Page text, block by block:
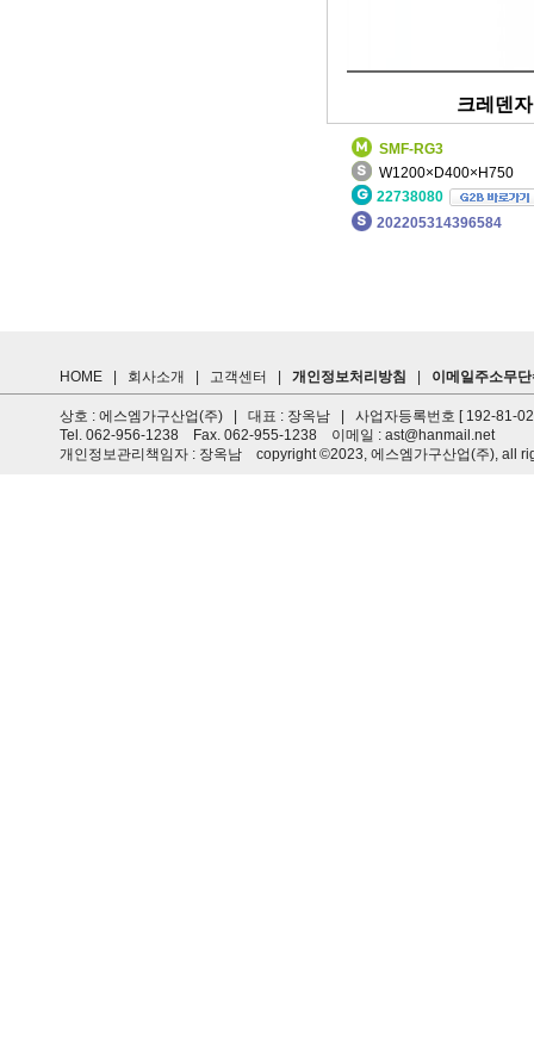
크레덴자
SMF-RG3
W1200×D400×H750
22738080
202205314396584
HOME 회사소개 고객센터 개인정보처리방침 이메일주소무
상호 : 에스엠가구산업(주) | 대표 : 장옥남 | 사업자등록번호 [ 192-81-
Tel. 062-956-1238 Fax. 062-955-1238 이메일 : ast@hanmail.net
개인정보관리책임자 : 장옥남 copyright ©2023, 에스엠가구산업(주), all